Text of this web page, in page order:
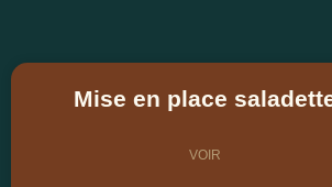
Mise en place
VOIR